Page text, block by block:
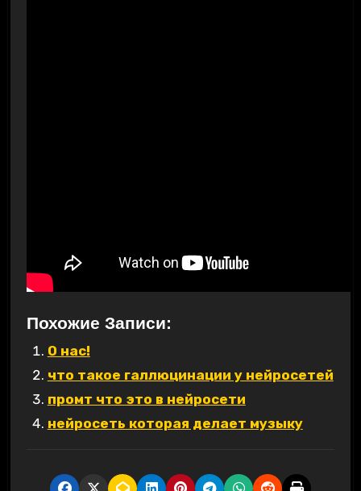
Похожие Записи:
О нас!
что такое галлюцинации у нейросетей
промт что это в нейросети
нейросеть которая делает музыку